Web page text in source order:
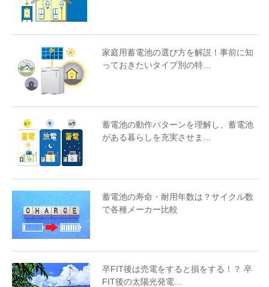
家庭用蓄電池の選び方を解説！事前に知
っておきたいタイプ別の特…
蓄電池の動作パターンを理解し、蓄電池
がある暮らしを充実させま…
蓄電池の寿命・耐用年数は？サイクル数
で各種メーカー比較
卒FIT後は売電をすると損をする！？ 卒
FIT後の太陽光発電…